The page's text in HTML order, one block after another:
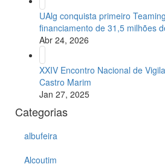
UAlg conquista primeiro
financiamento de 31,5 milhões
Abr 24, 2026
XXIV Encontro Nacional de
Castro Marim
Jan 27, 2025
Categorias
albufeira
Alcoutim